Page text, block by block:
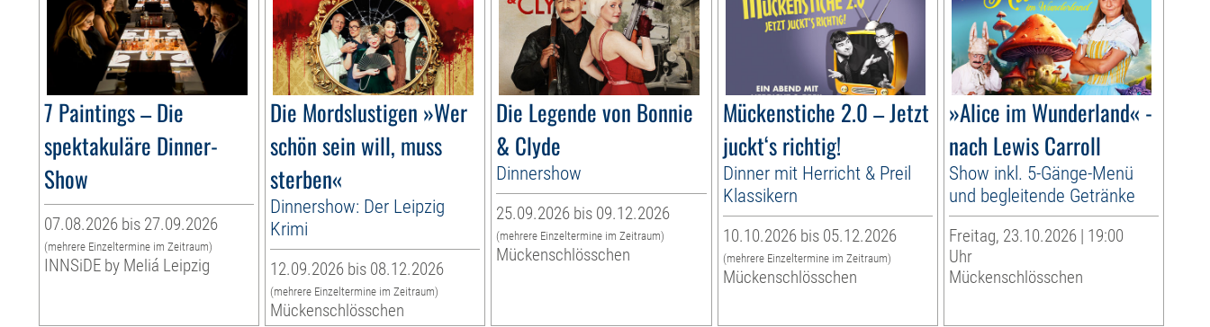
7 Paintings – Die
spektakuläre Dinner-
Show
07.08.2026 bis 27.09.2026
(mehrere Einzeltermine im Zeitraum)
INNSiDE by Meliá Leipzig
Die Mordslustigen »Wer
schön sein will, muss
sterben«
Dinnershow: Der Leipzig
Krimi
12.09.2026 bis 08.12.2026
(mehrere Einzeltermine im Zeitraum)
Mückenschlösschen
Die Legende von Bonnie
& Clyde
Dinnershow
25.09.2026 bis 09.12.2026
(mehrere Einzeltermine im Zeitraum)
Mückenschlösschen
Mückenstiche 2.0 – Jetzt
juckt‘s richtig!
Dinner mit Herricht & Preil
Klassikern
10.10.2026 bis 05.12.2026
(mehrere Einzeltermine im Zeitraum)
Mückenschlösschen
»Alice im Wunderland« -
nach Lewis Carroll
Show inkl. 5-Gänge-Menü
und begleitende Getränke
Freitag, 23.10.2026 | 19:00
Uhr
Mückenschlösschen